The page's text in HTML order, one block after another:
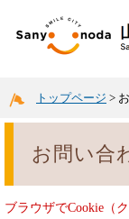
トップページ >
お問い合
ブラウザでCookie（